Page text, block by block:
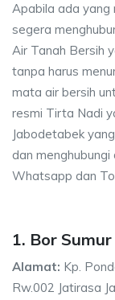
Apabila ada
segera
Air Tanah Bersih
tanpa harus
mata air bersih
resmi Tirta Nadi
Jabodetabek
dan
Whatsapp dan
1. Bor
Alamat: Kp.
Rw.002 Jatirasa